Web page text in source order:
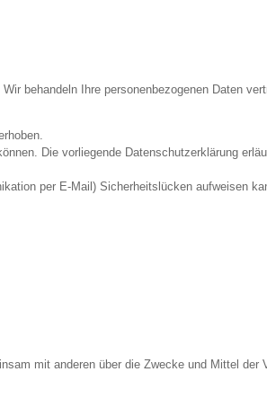
behandeln Ihre personenbezogenen Daten
Die vorliegende Datenschutzerklärung
per E-Mail) Sicherheitslücken aufweisen
mit anderen über die Zwecke und Mittel der